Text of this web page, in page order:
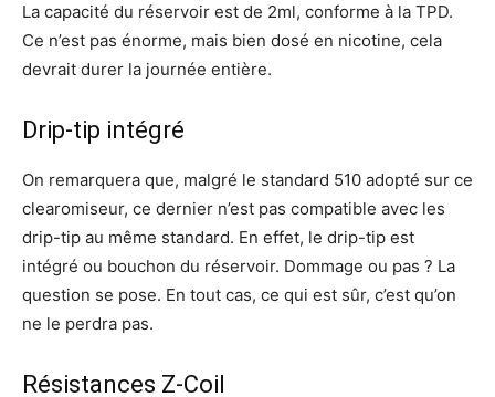
La capacité du réservoir est de 2ml, conforme à la TPD.
Ce n’est pas énorme, mais bien dosé en nicotine, cela
devrait durer la journée entière.
Drip-tip intégré
On remarquera que, malgré le standard 510 adopté sur ce
clearomiseur, ce dernier n’est pas compatible avec les
drip-tip au même standard. En effet, le drip-tip est
intégré ou bouchon du réservoir. Dommage ou pas ? La
question se pose. En tout cas, ce qui est sûr, c’est qu’on
ne le perdra pas.
Résistances Z-Coil